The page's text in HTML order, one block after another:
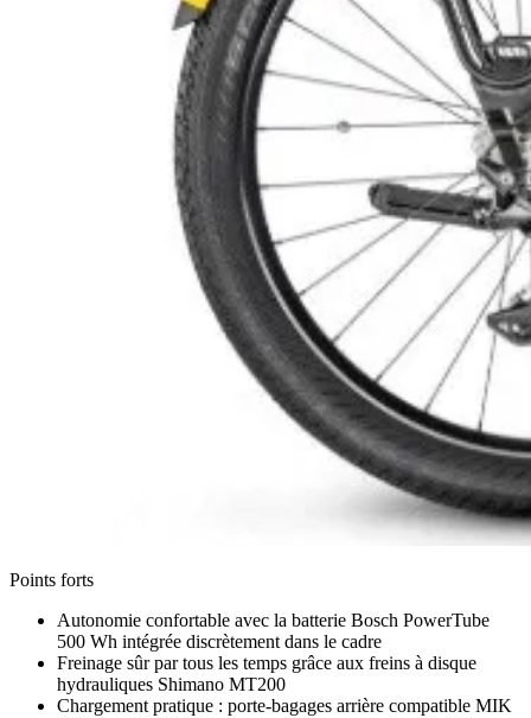
Points forts
Autonomie confortable avec la batterie Bosch PowerTube
500 Wh intégrée discrètement dans le cadre
Freinage sûr par tous les temps grâce aux freins à disque
hydrauliques Shimano MT200
Chargement pratique : porte-bagages arrière compatible MIK